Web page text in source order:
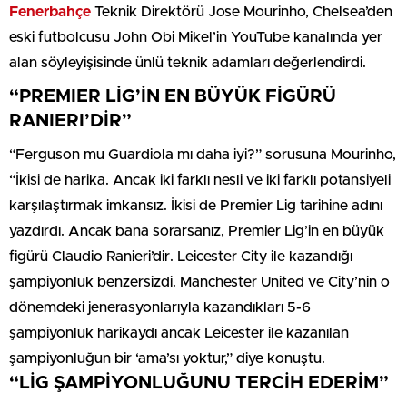
Fenerbahçe Teknik Direktörü Jose Mourinho, Chelsea’den
eski futbolcusu John Obi Mikel’in YouTube kanalında yer
alan söyleyişisinde ünlü teknik adamları değerlendirdi.
“PREMIER LİG’İN EN BÜYÜK FİGÜRÜ
RANIERI’DİR”
“Ferguson mu Guardiola mı daha iyi?” sorusuna Mourinho,
“İkisi de harika. Ancak iki farklı nesli ve iki farklı potansiyeli
karşılaştırmak imkansız. İkisi de Premier Lig tarihine adını
yazdırdı. Ancak bana sorarsanız, Premier Lig’in en büyük
figürü Claudio Ranieri’dir. Leicester City ile kazandığı
şampiyonluk benzersizdi. Manchester United ve City’nin o
dönemdeki jenerasyonlarıyla kazandıkları 5-6
şampiyonluk harikaydı ancak Leicester ile kazanılan
şampiyonluğun bir ‘ama’sı yoktur,” diye konuştu.
“LİG ŞAMPİYONLUĞUNU TERCİH EDERİM”